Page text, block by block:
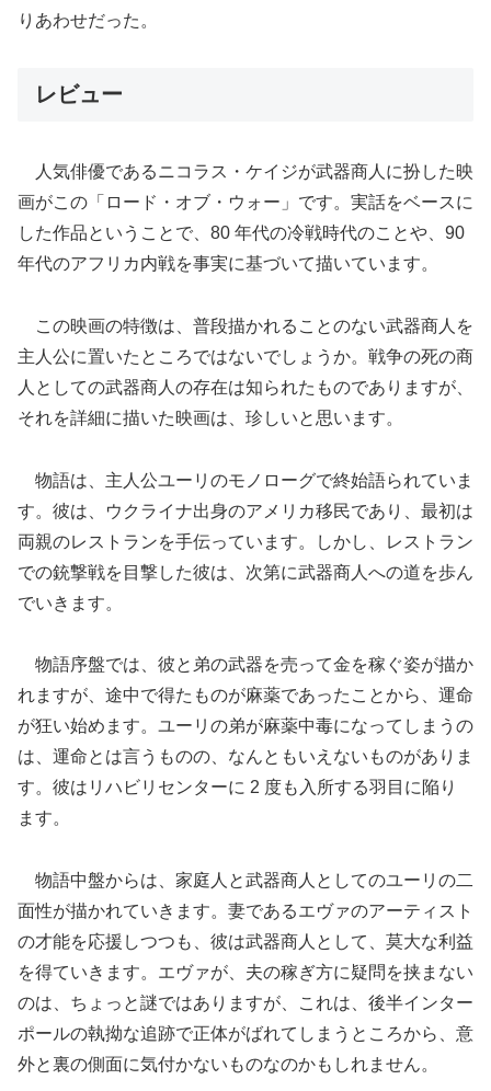
りあわせだった。
レビュー
人気俳優であるニコラス・ケイジが武器商人に扮した映
画がこの「ロード・オブ・ウォー」です。実話をベースに
した作品ということで、80 年代の冷戦時代のことや、90
年代のアフリカ内戦を事実に基づいて描いています。
この映画の特徴は、普段描かれることのない武器商人を
主人公に置いたところではないでしょうか。戦争の死の商
人としての武器商人の存在は知られたものでありますが、
それを詳細に描いた映画は、珍しいと思います。
物語は、主人公ユーリのモノローグで終始語られていま
す。彼は、ウクライナ出身のアメリカ移民であり、最初は
両親のレストランを手伝っています。しかし、レストラン
での銃撃戦を目撃した彼は、次第に武器商人への道を歩ん
でいきます。
物語序盤では、彼と弟の武器を売って金を稼ぐ姿が描か
れますが、途中で得たものが麻薬であったことから、運命
が狂い始めます。ユーリの弟が麻薬中毒になってしまうの
は、運命とは言うものの、なんともいえないものがありま
す。彼はリハビリセンターに 2 度も入所する羽目に陥り
ます。
物語中盤からは、家庭人と武器商人としてのユーリの二
面性が描かれていきます。妻であるエヴァのアーティスト
の才能を応援しつつも、彼は武器商人として、莫大な利益
を得ていきます。エヴァが、夫の稼ぎ方に疑問を挟まない
のは、ちょっと謎ではありますが、これは、後半インター
ポールの執拗な追跡で正体がばれてしまうところから、意
外と裏の側面に気付かないものなのかもしれません。